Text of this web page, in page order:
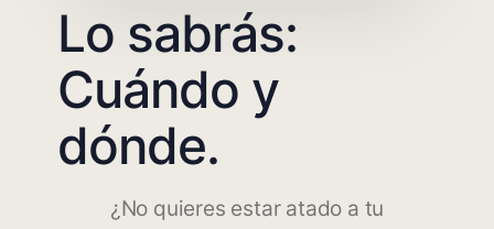
Lo sabrás:
Cuándo y
dónde.
¿No quieres estar atado a tu